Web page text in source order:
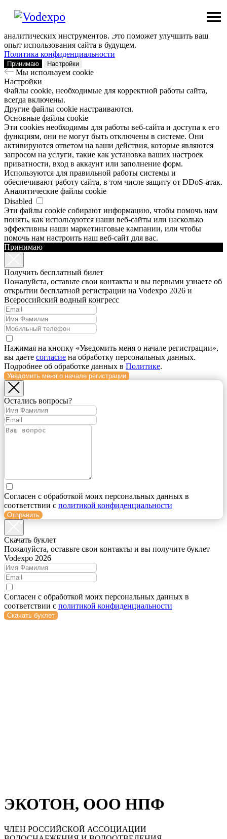
Мы используем сookie
Заходя на наш сайт, вы помогаете нам сделать его лучше: мы
аналитических инструментов. Это поможет улучшить ваш
опыт использования сайта в будущем.
Политика конфиденциальности
Принимаю Настройки
Мы используем сookie
Настройки
Файлы cookie, необходимые для корректной работы сайта,
всегда включены.
Другие файлы cookie настраиваются.
Основные файлы cookie
Эти cookies необходимы для работы веб-сайта и доступа к его
функциям, они не могут быть отключены в системе. Они
активируются ответом на ваши действия, которые являются
запросом на услуги, такие как установка ваших настроек
приватности, вход в аккаунт или заполнение форм.
Используются для правильной работы системы и
обеспечивают работу сайта, в том числе защиту от DDoS-атак.
Аналитические файлы cookie
Disabled
Эти файлы cookie собирают информацию, чтобы помочь нам
понять, как используются наши веб-сайты или насколько
эффективны наши маркетинговые кампании, или чтобы
помочь нам настроить наш веб-сайт для вас.
Принимаю
Получить бесплатный билет
Пожалуйста, оставьте свои контакты и вы первыми узнаете об
открытии бесплатной регистрации на Vodexpo 2026 и
Всероссийский водный конгресс
Нажимая на кнопку «Уведомить меня о начале регистрации»,
вы даете согласие на обработку персональных данных.
Подробнее об обработке данных в Политике.
Уведомить меня о начале регистрации
Остались вопросы?
Согласен с обработкой моих персональных данных в
соответствии с политикой конфиденциальности
Отправить
Cкачать буклет
Пожалуйста, оставьте свои контакты и вы получите буклет
Vodexpo 2026
Согласен с обработкой моих персональных данных в
соответствии с политикой конфиденциальности
Скачать буклет
ЭКОТОН, ООО НПФ
ЧЛЕН РОССИЙСКОЙ АССОЦИАЦИИ